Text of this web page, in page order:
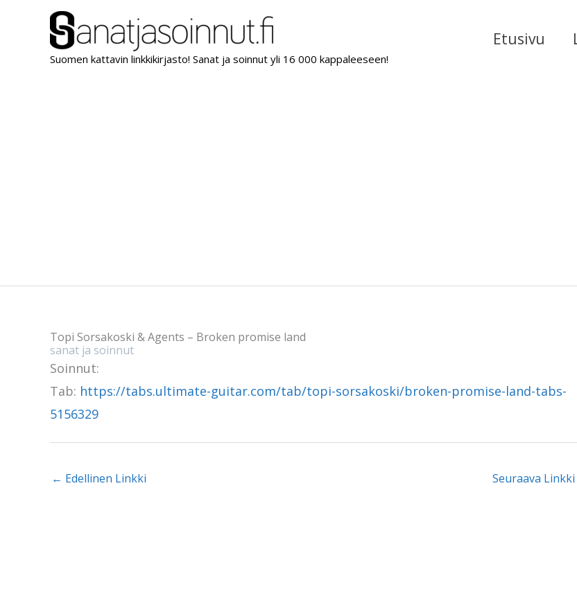
Suomen kattavin linkkikirjasto! Sanat ja soinnut yli 16 000 kappaleeseen!
Etusivu
Topi Sorsakoski & Agents – Broken promise land
sanat ja soinnut
Soinnut:
Tab: https://tabs.ultimate-guitar.com/tab/topi-sorsakoski/broken-promise-land-tabs-
5156329
← Edellinen Linkki Seuraava Linkki